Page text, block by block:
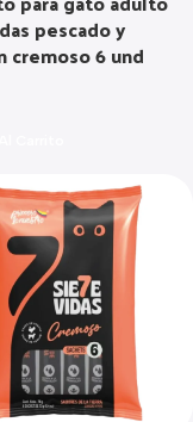
pescado y
cremoso 6 und